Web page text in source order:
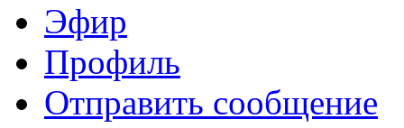
Эфир
Профиль
Отправить сообщение